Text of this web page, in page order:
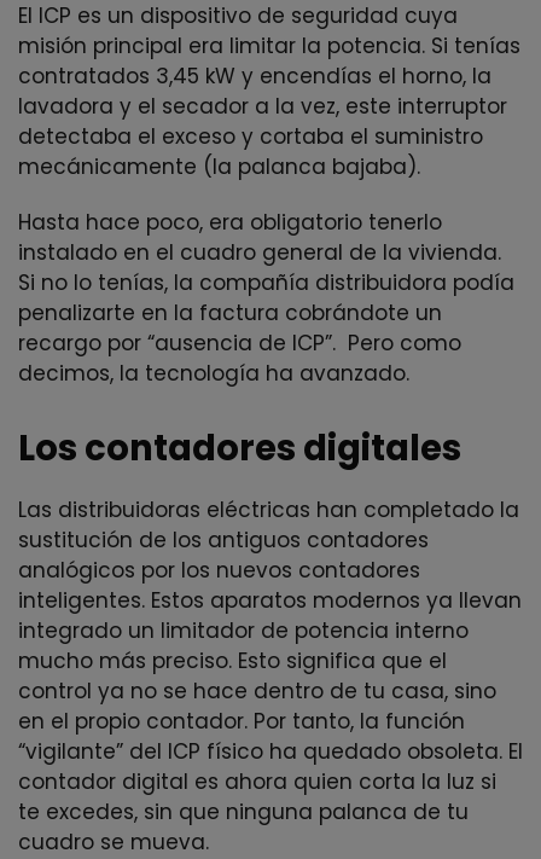
El ICP es un dispositivo de seguridad cuya
misión principal era limitar la potencia. Si tenías
contratados 3,45 kW y encendías el horno, la
lavadora y el secador a la vez, este interruptor
detectaba el exceso y cortaba el suministro
mecánicamente (la palanca bajaba).
Hasta hace poco, era obligatorio tenerlo
instalado en el cuadro general de la vivienda.
Si no lo tenías, la compañía distribuidora podía
penalizarte en la factura cobrándote un
recargo por “ausencia de ICP”. Pero como
decimos, la tecnología ha avanzado.
Los contadores digitales
Las distribuidoras eléctricas han completado la
sustitución de los antiguos contadores
analógicos por los nuevos contadores
inteligentes. Estos aparatos modernos ya llevan
integrado un limitador de potencia interno
mucho más preciso. Esto significa que el
control ya no se hace dentro de tu casa, sino
en el propio contador. Por tanto, la función
“vigilante” del ICP físico ha quedado obsoleta. El
contador digital es ahora quien corta la luz si
te excedes, sin que ninguna palanca de tu
cuadro se mueva.